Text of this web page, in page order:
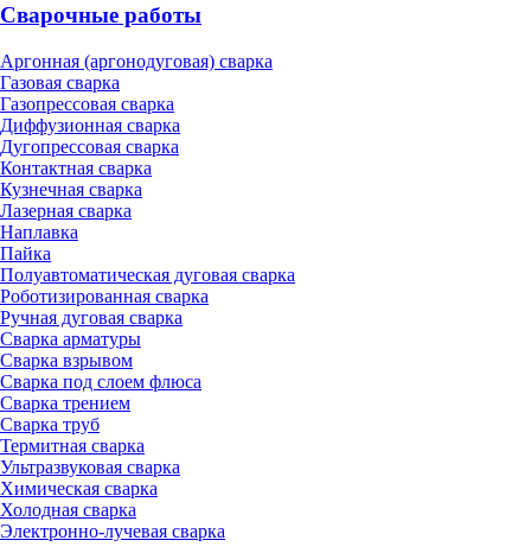
Сварочные работы
Аргонная (аргонодуговая) сварка
Газовая сварка
Газопрессовая сварка
Диффузионная сварка
Дугопрессовая сварка
Контактная сварка
Кузнечная сварка
Лазерная сварка
Наплавка
Пайка
Полуавтоматическая дуговая сварка
Роботизированная сварка
Ручная дуговая сварка
Сварка арматуры
Сварка взрывом
Сварка под слоем флюса
Сварка трением
Сварка труб
Термитная сварка
Ультразвуковая сварка
Химическая сварка
Холодная сварка
Электронно-лучевая сварка